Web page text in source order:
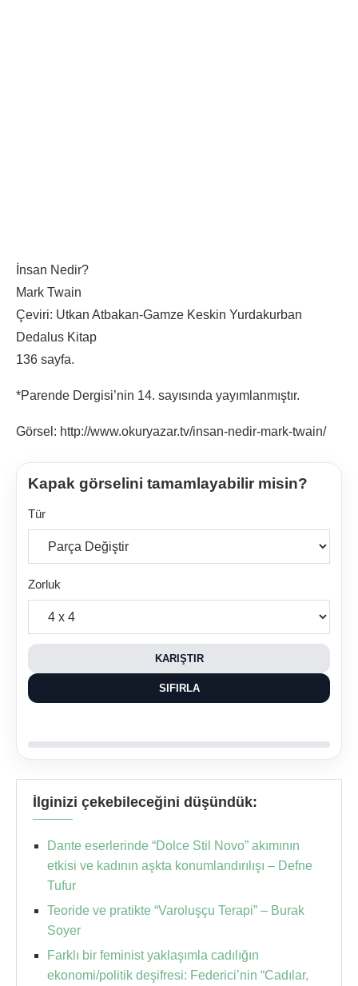
İnsan Nedir?
Mark Twain
Çeviri: Utkan Atbakan-Gamze Keskin Yurdakurban
Dedalus Kitap
136 sayfa.
*Parende Dergisi’nin 14. sayısında yayımlanmıştır.
Görsel: http://www.okuryazar.tv/insan-nedir-mark-twain/
Kapak görselini tamamlayabilir misin?
Tür
Zorluk
KARIŞTIR
SIFIRLA
İlginizi çekebileceğini düşündük:
Dante eserlerinde “Dolce Stil Novo” akımının
etkisi ve kadının aşkta konumlandırılışı – Defne
Tufur
Teoride ve pratikte “Varoluşçu Terapi” – Burak
Soyer
Farklı bir feminist yaklaşımla cadılığın
ekonomi/politik deşifresi: Federici’nin “Cadılar,